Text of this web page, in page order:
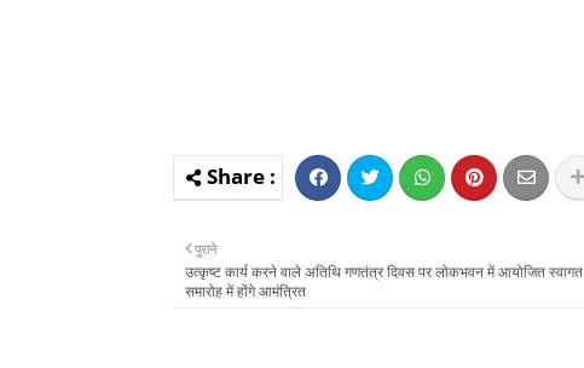
पुराने
उत्कृष्ट कार्य करने वाले अतिथि गणतंत्र दिवस पर लोकभवन में आयोजित स्वागत
समारोह में होंगे आमंत्रित